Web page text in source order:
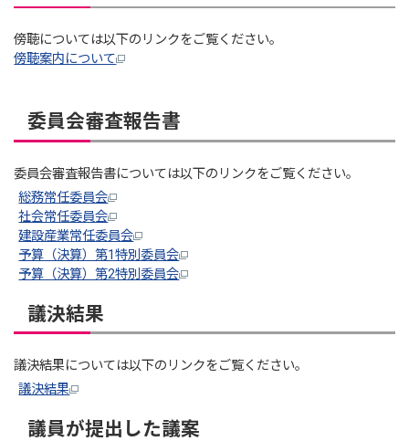
傍聴については以下のリンクをご覧ください。
傍聴案内について
委員会審査報告書
委員会審査報告書については以下のリンクをご覧ください。
総務常任委員会
社会常任委員会
建設産業常任委員会
予算（決算）第1特別委員会
予算（決算）第2特別委員会
議決結果
議決結果については以下のリンクをご覧ください。
議決結果
議員が提出した議案